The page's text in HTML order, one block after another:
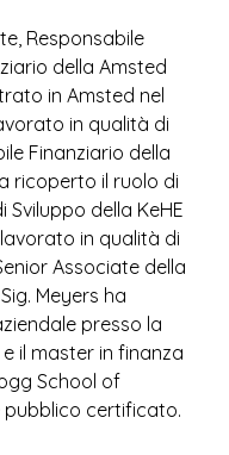
Responsabile
della Amsted
in Amsted nel
in qualità di
Finanziario della
ricoperto il ruolo di
Sviluppo della KeHE
in qualità di
Associate della
Meyers ha
presso la
il master in finanza
School of
pubblico certificato.